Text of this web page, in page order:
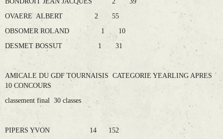
OVAERE ALBERT 2 55
OBSOMER ROLAND 1 10
DESMET BOSSUT 1 31
AMICALE DU GDF TOURNAISIS CATEGORIE YEARLING APRES
10 CONCOURS
classement final 30 classes
PIPERS YVON 14 152